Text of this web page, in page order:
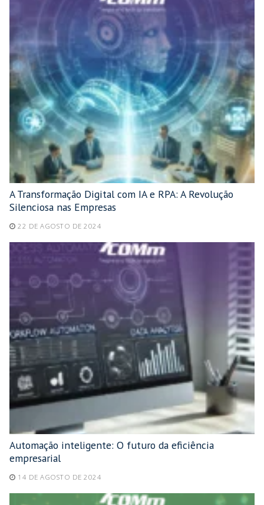
A Transformação Digital com IA e RPA: A Revolução
Silenciosa nas Empresas
22 DE AGOSTO DE 2024
Automação inteligente: O futuro da eficiência
empresarial
14 DE AGOSTO DE 2024